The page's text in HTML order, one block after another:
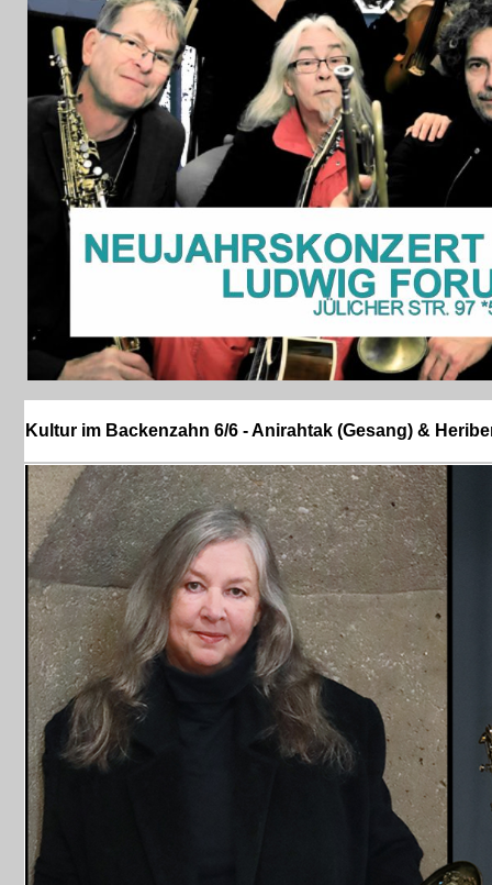
Kultur im Backenzahn 6/6 - Anirahtak (Gesang) &